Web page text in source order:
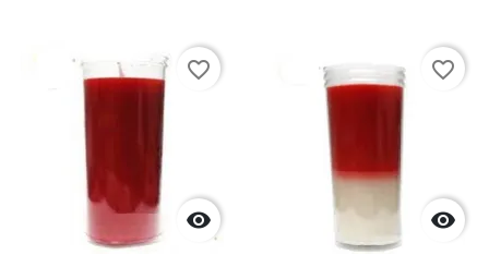

favorite_border

favorite_border